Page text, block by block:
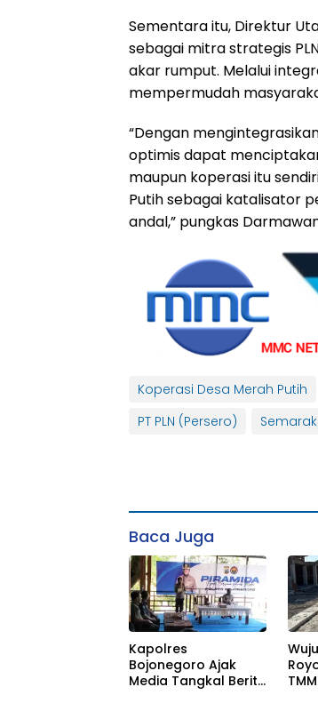
Sementara itu, Direktur
sebagai mitra strategis
akar rumput. Melalui
mempermudah
“Dengan
optimis dapat
maupun koperasi itu
Putih sebagai katalisator
andal,” pungkas
Koperasi Desa Merah Putih
PT PLN (Persero)
Baca Juga
Kapolres
Bojonegoro Ajak
Media Tangkal Berita